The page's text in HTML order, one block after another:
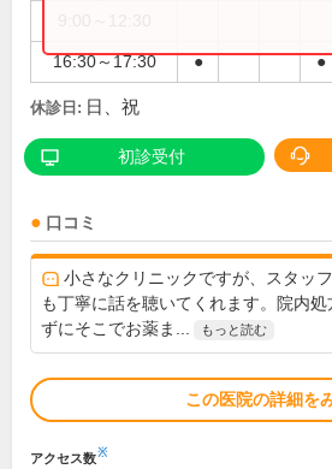
16:30～17:30 ● ●
休診日: 日、祝
初診受付
口コミ
小さなクリニックですが、スタッ
も丁寧に話を聴いてくれます。院内
ずにそこでお薬ま...
もっと読む
この医院の詳細を
アクセス数※